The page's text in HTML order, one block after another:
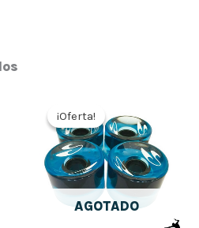
¡Oferta!
AGOTADO
¡Oferta!original
era:
30,00€.
actual
es:
24,00€.